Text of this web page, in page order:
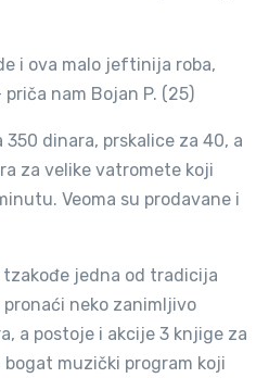
i ova malo jeftinija roba,
nam Bojan P. (25)
dinara, prskalice za 40, a
za velike vatromete koji
Veoma su prodavane i
jedna od tradicija
neko zanimljivo
a postoje i akcije 3 knjige za
muzički program koji